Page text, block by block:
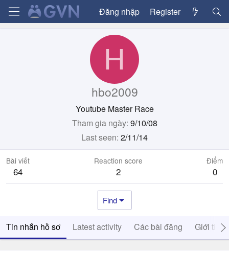
Đăng nhập Register
H
hbo2009
Youtube Master Race
Tham gia ngày 9/10/08
Last seen 2/11/14
Bài viết
64
Reaction score
2
Điểm
0
Find
Tin nhắn hồ sơ Latest activity Các bài đăng Giới thiệu